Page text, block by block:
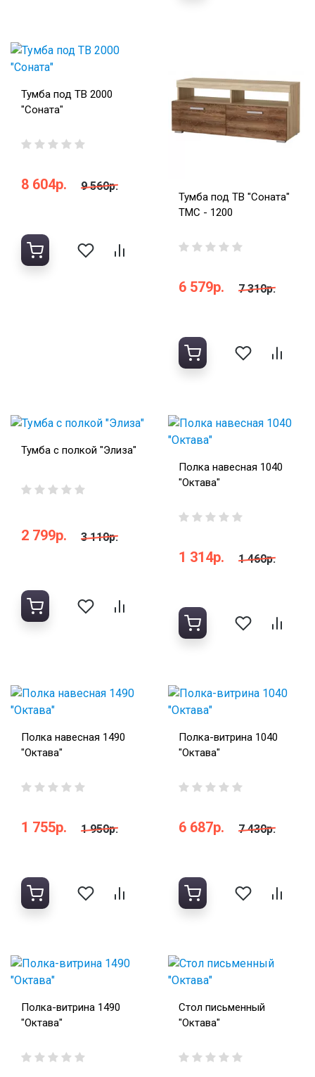
Тумба под ТВ 2000
"Соната"
8 604р. 9 560р.
Тумба под ТВ "Соната"
ТМС - 1200
6 579р. 7 310р.
Тумба с полкой "Элиза"
2 799р. 3 110р.
Полка навесная 1040
"Октава"
1 314р. 1 460р.
Полка навесная 1490
"Октава"
1 755р. 1 950р.
Полка-витрина 1040
"Октава"
6 687р. 7 430р.
Полка-витрина 1490
"Октава"
Стол письменный
"Октава"